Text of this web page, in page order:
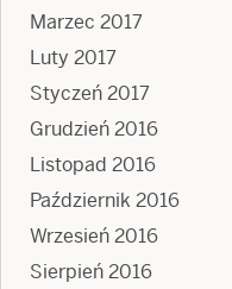
Marzec 2017
Luty 2017
Styczeń 2017
Grudzień 2016
Listopad 2016
Październik 2016
Wrzesień 2016
Sierpień 2016